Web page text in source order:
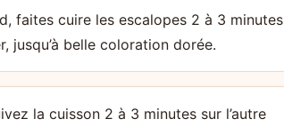
faites cuire les escalopes 2 à 3 minutes
jusqu’à belle coloration dorée.
la cuisson 2 à 3 minutes sur l’autre